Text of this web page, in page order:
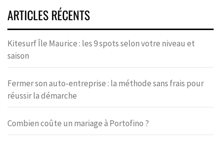
ARTICLES RÉCENTS
Kitesurf Île Maurice : les 9 spots selon votre niveau et
saison
Fermer son auto-entreprise : la méthode sans frais pour
réussir la démarche
Combien coûte un mariage à Portofino ?